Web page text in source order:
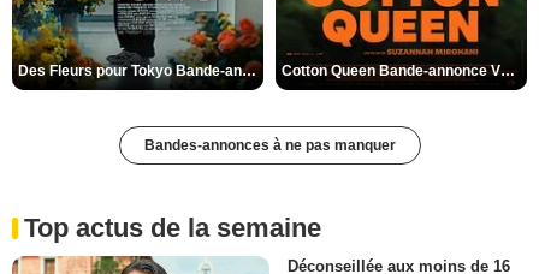
Des Fleurs pour Tokyo Bande-annonce VO STFR Cotton Queen Bande-annonce VO STFR
Bandes-annonces à ne pas manquer
Top actus de la semaine
Déconseillée aux moins de 16